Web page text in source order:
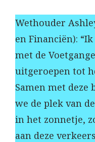
Wethouder
en Financiën):
met de
uitgeroepen tot
Samen met
we de plek van
in het zonnetje,
aan deze